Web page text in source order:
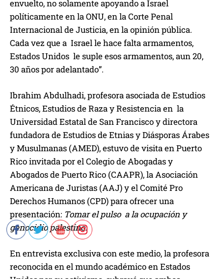
envuelto, no solamente apoyando a Israel
políticamente en la ONU, en la Corte Penal
Internacional de Justicia, en la opinión pública.
Cada vez que a Israel le hace falta armamentos,
Estados Unidos le suple esos armamentos, aun 20,
30 años por adelantado”.
Ibrahim Abdulhadi, profesora asociada de Estudios
Étnicos, Estudios de Raza y Resistencia en la
Universidad Estatal de San Francisco y directora
fundadora de Estudios de Etnias y Diásporas Árabes
y Musulmanas (AMED), estuvo de visita en Puerto
Rico invitada por el Colegio de Abogadas y
Abogados de Puerto Rico (CAAPR), la Asociación
Americana de Juristas (AAJ) y el Comité Pro
Derechos Humanos (CPD) para ofrecer una
presentación: Tomar el pulso a la ocupación y
genocidio palestino.
En entrevista exclusiva con este medio, la profesora
reconocida en el mundo académico en Estados